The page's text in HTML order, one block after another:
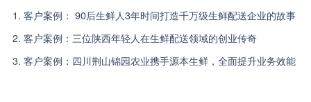
1. 客户案例： 90后生鲜人3年时间打造千万级生鲜配送企业的故事
2. 客户案例：三位陕西年轻人在生鲜配送领域的创业传奇
3. 客户案例：四川荆山锦园农业携手源本生鲜，全面提升业务效能